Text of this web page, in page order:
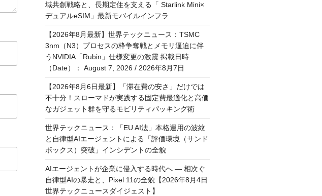
域共創戦略と、長期定住を支える「 Starlink Mini×
デュアルeSIM」最新モバイルインフラ
【2026年8月最新】世界テックニュース：TSMC
3nm（N3）プロセスの枠争奪戦とメモリ逼迫に伴
うNVIDIA「Rubin」仕様変更の激震 掲載日時
（Date）： August 7, 2026 / 2026年8月7日
【2026年8月6日最新】「滞在費の安さ」だけでは
不十分！スローマドが実践する固定費最適化と高価
なガジェット群を守るモビリティパッキング術
世界テックニュース：「EU AI法」本格運用の波紋
と自律型AIエージェントによる「評価環境（サンド
ボックス）突破」インシデントの全貌
AIエージェントが企業に侵入する時代へ — 相次ぐ
自律型AIの暴走と、Pixel 11の全貌【2026年8月4日
世界テックニュースダイジェスト】